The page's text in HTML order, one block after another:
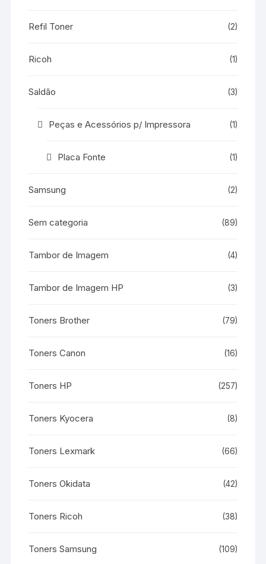
Refil Toner (2)
Ricoh (1)
Saldão (3)
Peças e Acessórios p/ Impressora (1)
Placa Fonte (1)
Samsung (2)
Sem categoria (89)
Tambor de Imagem (4)
Tambor de Imagem HP (3)
Toners Brother (79)
Toners Canon (16)
Toners HP (257)
Toners Kyocera (8)
Toners Lexmark (66)
Toners Okidata (42)
Toners Ricoh (38)
Toners Samsung (109)